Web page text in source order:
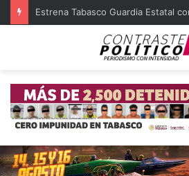
Estrena Tabasco Guardia Estatal